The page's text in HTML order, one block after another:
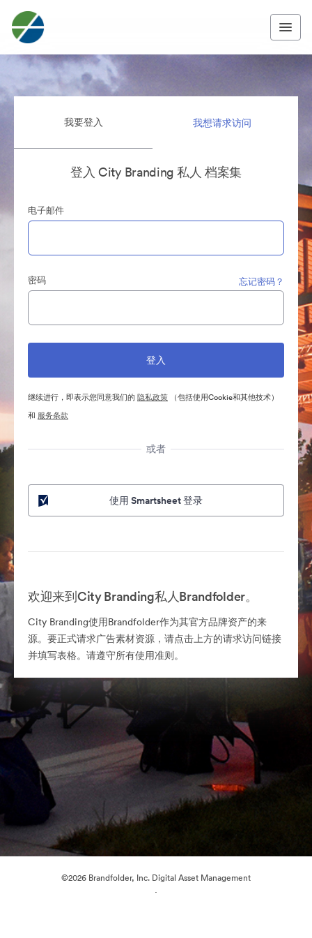
我要登入 我想请求访问
登入 City Branding 私人 档案集
电子邮件
密码 忘记密码？
继续进行，即表示您同意我们的 隐私政策 （包括使用Cookie和其他技术）
和 服务条款
或者
使用 Smartsheet 登录
欢迎来到City Branding私人Brandfolder。
City Branding使用Brandfolder作为其官方品牌资产的来
源。要正式请求广告素材资源，请点击上方的请求访问链接
并填写表格。请遵守所有使用准则。
©2026 Brandfolder, Inc. Digital Asset Management
·